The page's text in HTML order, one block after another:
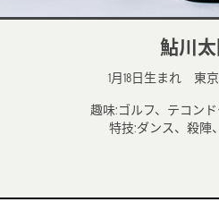
鮎川
1月18日生まれ 東
趣味:ゴルフ、テコン
特技:ダンス、殺陣